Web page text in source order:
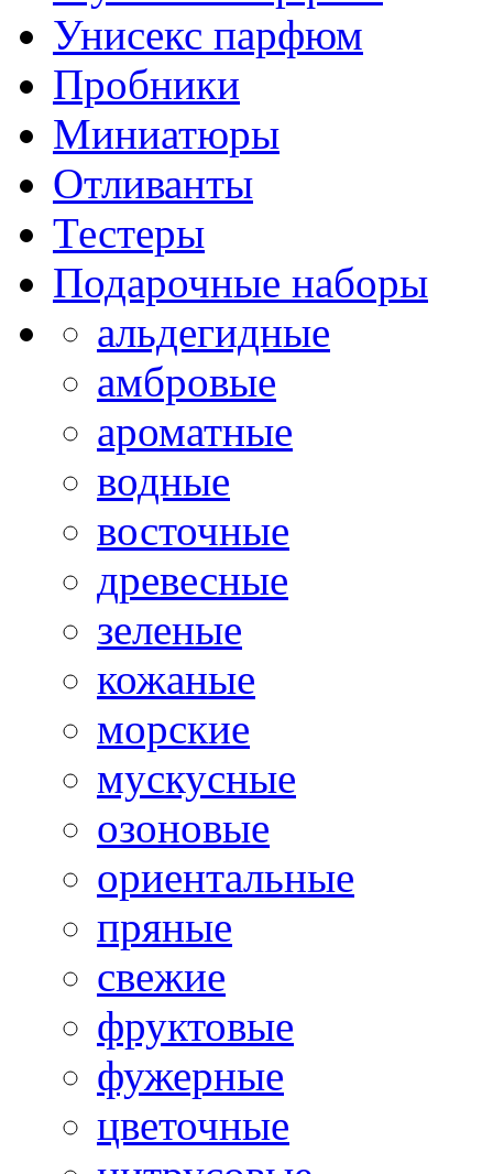
Унисекс парфюм
Пробники
Миниатюры
Отливанты
Тестеры
Подарочные наборы
альдегидные
амбровые
ароматные
водные
восточные
древесные
зеленые
кожаные
морские
мускусные
озоновые
ориентальные
пряные
свежие
фруктовые
фужерные
цветочные